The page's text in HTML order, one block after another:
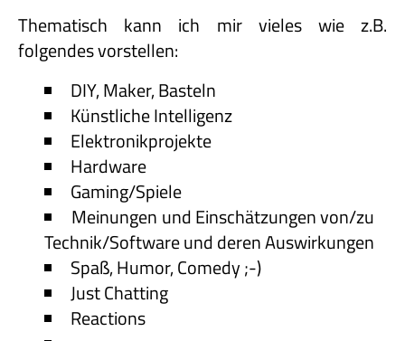
Thematisch kann ich mir vieles wie z.B.
folgendes vorstellen:
DIY, Maker, Basteln
Künstliche Intelligenz
Elektronikprojekte
Hardware
Gaming/Spiele
Meinungen und Einschätzungen von/zu
Technik/Software und deren Auswirkungen
Spaß, Humor, Comedy ;-)
Just Chatting
Reactions